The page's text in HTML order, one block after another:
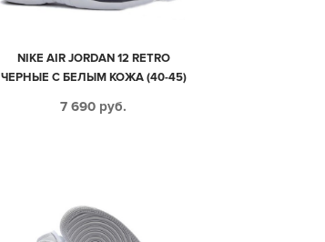
NIKE AIR JORDAN 12 RETRO
ЧЕРНЫЕ С БЕЛЫМ КОЖА (40-45)
7 690 руб.